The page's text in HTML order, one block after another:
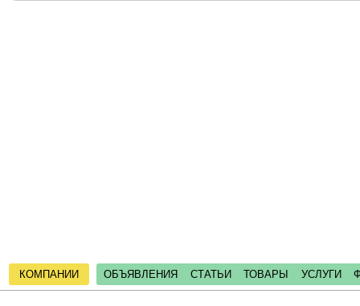
КОМПАНИИ ОБЪЯВЛЕНИЯ СТАТЬИ ТОВАРЫ УСЛУГИ